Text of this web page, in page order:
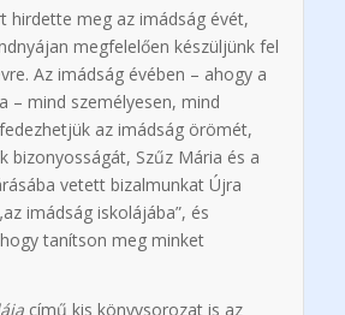
hirdette meg az imádság évét,
megfelelően készüljünk fel
Az imádság évében – ahogy a
– mind személyesen, mind
az imádság örömét,
bizonyosságát, Szűz Mária és a
vetett bizalmunkat Újra
imádság iskolájába”, és
tanítson meg minket
című kis könyvsorozat is az